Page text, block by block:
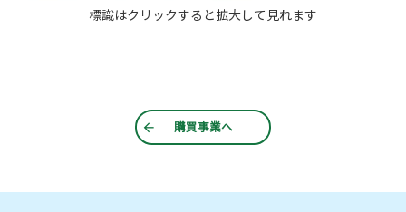
標識はクリックすると拡大して見れます
購買事業へ